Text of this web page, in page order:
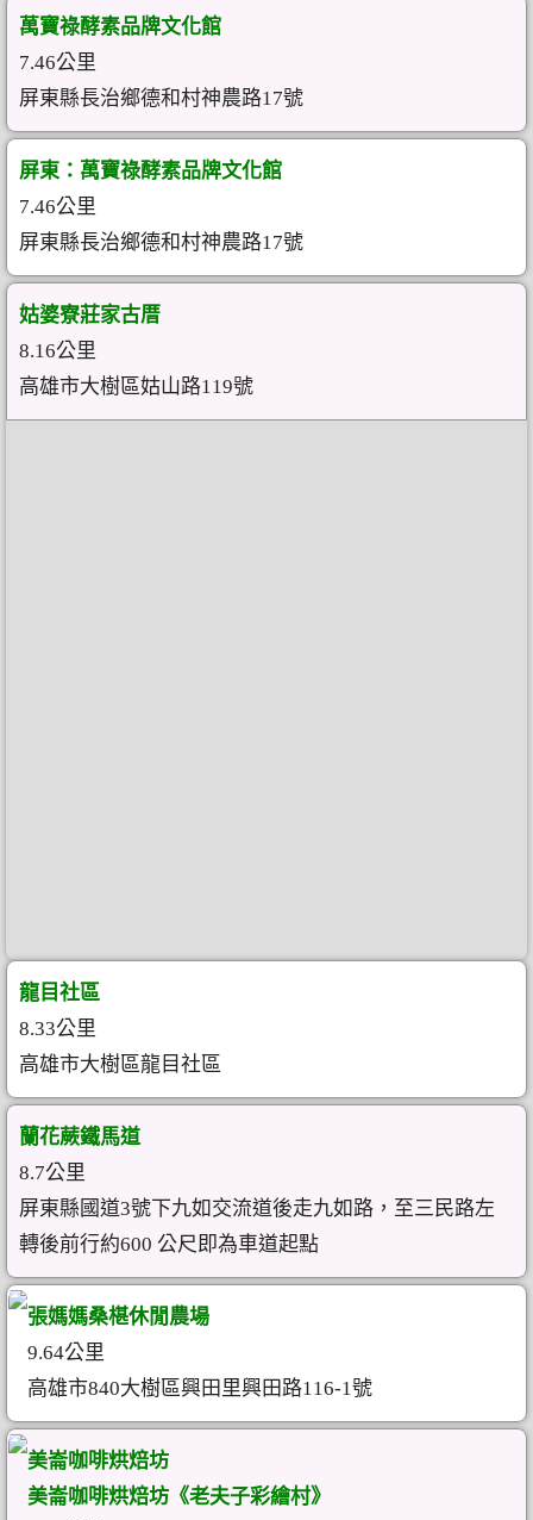
萬寶祿酵素品牌文化館
7.46公里
屏東縣長治鄉德和村神農路17號
屏東：萬寶祿酵素品牌文化館
7.46公里
屏東縣長治鄉德和村神農路17號
姑婆寮莊家古厝
8.16公里
高雄市大樹區姑山路119號
龍目社區
8.33公里
高雄市大樹區龍目社區
蘭花蕨鐵馬道
8.7公里
屏東縣國道3號下九如交流道後走九如路，至三民路左
轉後前行約600 公尺即為車道起點
張媽媽桑椹休閒農場
9.64公里
高雄市840大樹區興田里興田路116-1號
美崙咖啡烘焙坊
美崙咖啡烘焙坊《老夫子彩繪村》